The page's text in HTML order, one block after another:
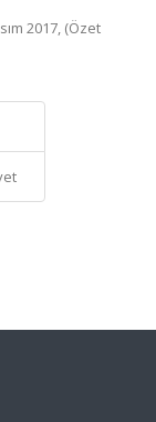
2017, (Özet